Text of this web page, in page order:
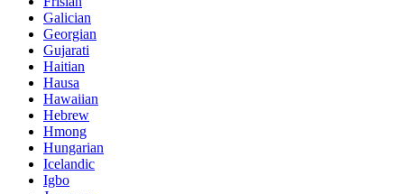
Galician
Georgian
Gujarati
Haitian
Hausa
Hawaiian
Hebrew
Hmong
Hungarian
Icelandic
Igbo